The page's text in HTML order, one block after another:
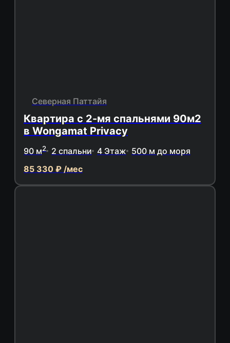
Северная Паттайя
Квартира с 2-мя спальнями 90м2
в Wongamat Privacy
90 м2 2 спальни 4 Этаж 500 м до моря
85 330 ₽ /мес